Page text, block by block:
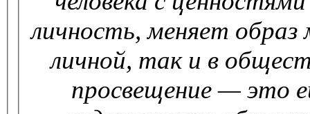
личность, меняет образ
личной, так и в
просвещение — это